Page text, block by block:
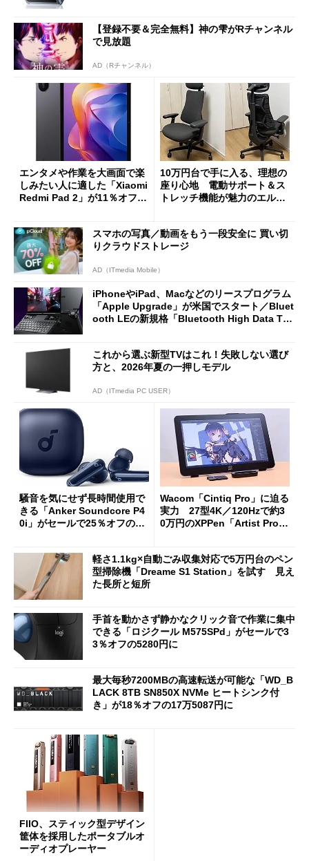
【登録不要＆完全無料】神の雫がRチャンネル
で見放題
AD（Rチャンネル）
エンタメや作業を大画面で楽
しみたい人に適した「Xiaomi
Redmi Pad 2」が11％オフの
10万円台で手に入る、理想の
座り心地 電動サポート＆ス
トレッチ機能が魅力のエルゴ
スマホの写真／動画をもう一段安全に 買い切
りクラウドストレージ
AD（ITmedia Mobile）
iPhoneやiPad、Macなどのリースプログラム
「Apple Upgrade」が米国でスタート／Bluet
ooth LEの新規格「Bluetooth High Data Thr
これから選ぶ新型TVはこれ！失敗しない選び
方と、2026年夏の一押しモデル
AD（ITmedia PC USER）
騒音を気にせず長時間使用で
きる「Anker Soundcore P4
0i」がセールで25％オフの59
Wacom「Cintiq Pro」に迫る
実力 27型4K／120Hzで約3
0万円のXPPen「Artist Pro 2
軽さ1.1kg×自動ごみ収集対応で5万円台のペン
型掃除機「Dreame S1 Station」を試す 見え
た長所と短所
手首を動かさず静かなクリック音で作業に集中
できる「ロジクール M575SPd」がセールで3
3％オフの5280円に
最大毎秒7200MBの高速転送が可能な「WD_B
LACK 8TB SN850X NVMe ヒートシンク付
き」が18％オフの17万5087円に
FIIO、スティック型デザイン
筐体を採用したポータブルオ
ーディオプレーヤー